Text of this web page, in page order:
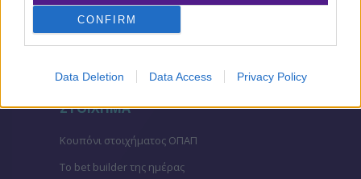
CONFIRM
Data Deletion Data Access Privacy Policy
Βαθμολογίες Ιταλίας- Serie A
Βαθμολογίες Γαλλίας-League 1
ΣΤΟΙΧΗΜΑ
Κουπόνι στοιχήματος ΟΠΑΠ
To bet builder της ημέρας